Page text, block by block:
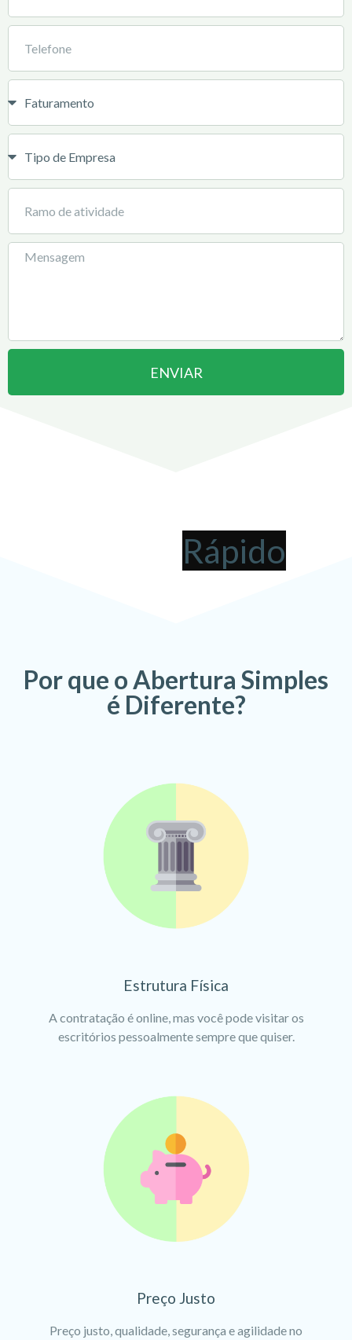
ENVIAR
pode ser !
Por que o Abertura Simples
é Diferente?
Estrutura Física
A contratação é online, mas você pode visitar os
escritórios pessoalmente sempre que quiser.
Preço Justo
Preço justo, qualidade, segurança e agilidade no